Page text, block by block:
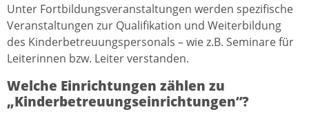
Unter Fortbildungsveranstaltungen werden spezifische
Veranstaltungen zur Qualifikation und Weiterbildung
des Kinderbetreuungspersonals – wie z.B. Seminare für
Leiterinnen bzw. Leiter verstanden.
Welche Einrichtungen zählen zu
„Kinderbetreuungseinrichtungen“?